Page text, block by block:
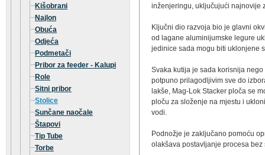
Kišobrani
Najlon
Obuća
Odjeća
Podmetači
Pribor za feeder - Kalupi
Role
Sitni pribor
Stolice
Sunčane naočale
Štapovi
Tip Tube
Torbe
inženjeringu, uključujući najnovije
Ključni dio razvoja bio je glavni
od lagane aluminijumske legure
jedinice sada mogu biti uklonjene
Svaka kutija je sada korisnija
potpuno prilagodljivim sve do
lakše, Mag-Lok Stacker ploča se
ploču za složenje na mjestu i
vodi.
Podnožje je zaključano pomoću
olakšava postavljanje procesa bez